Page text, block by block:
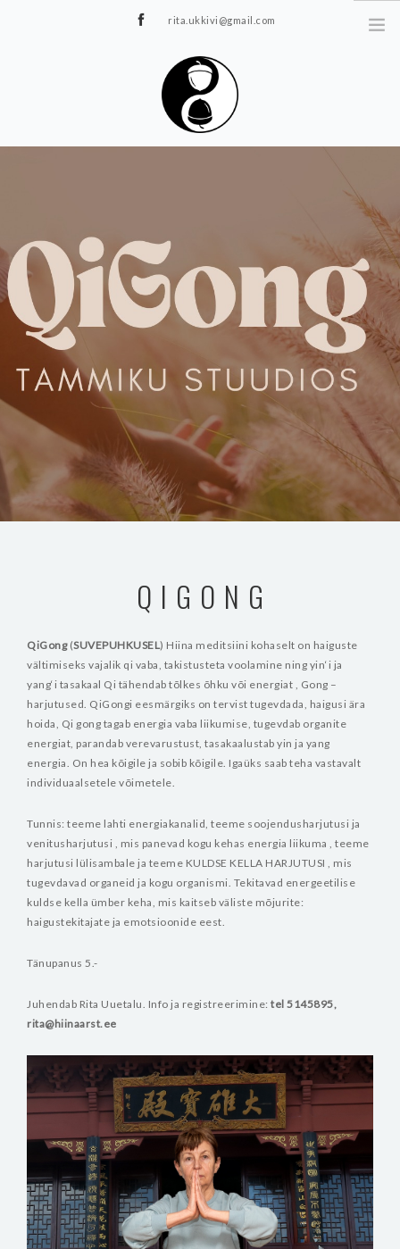
rita.ukkivi@gmail.com
ÜRITUSED
TIIMIDELE
GALERII
QIGONG
QiGong(SUVEPUHKUSEL) Hiina meditsiini kohaselt on haiguste
vältimiseks vajalik qi vaba, takistusteta voolamine ning yin‘i ja
yang‘i tasakaal Qi tähendab tõlkes õhku või energiat , Gong –
harjutused. QiGongi eesmärgiks on tervist tugevdada, haigusi ära
hoida, Qi gong tagab energia vaba liikumise, tugevdab organite
energiat, parandab verevarustust, tasakaalustab yin ja yang
energia. On hea kõigile ja sobib kõigile. Igaüks saab teha vastavalt
individuaalsetele võimetele.
Tunnis: teeme lahti energiakanalid, teeme soojendusharjutusi ja
venitusharjutusi , mis panevad kogu kehas energia liikuma , teeme
harjutusi lülisambale ja teeme KULDSE KELLA HARJUTUSI , mis
tugevdavad organeid ja kogu organismi. Tekitavad energeetilise
kuldse kella ümber keha, mis kaitseb väliste mõjurite:
haigustekitajate ja emotsioonide eest.
Tänupanus 5.-
Juhendab Rita Uuetalu. Info ja registreerimine: tel 5145895,
rita@hiinaarst.ee